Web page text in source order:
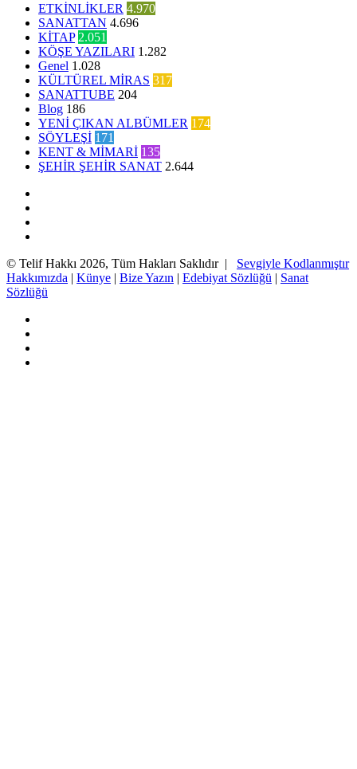
ETKİNLİKLER 4.970
SANATTAN 4.696
KİTAP 2.051
KÖŞE YAZILARI 1.282
Genel 1.028
KÜLTÜREL MİRAS 317
SANATTUBE 204
Blog 186
YENİ ÇIKAN ALBÜMLER 174
SÖYLEŞİ 171
KENT & MİMARİ 135
ŞEHİR ŞEHİR SANAT 2.644
© Telif Hakkı 2026, Tüm Hakları Saklıdır | Sevgiyle Kodlanmıştır
Hakkımızda | Künye | Bize Yazın | Edebiyat Sözlüğü | Sanat
Sözlüğü